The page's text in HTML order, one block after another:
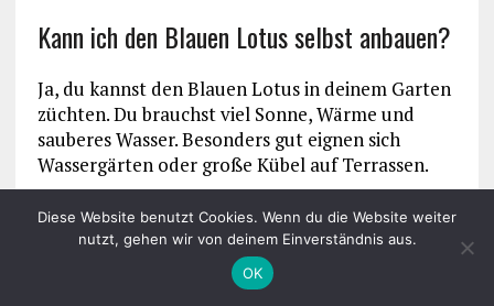
Kann ich den Blauen Lotus selbst anbauen?
Ja, du kannst den Blauen Lotus in deinem Garten
züchten. Du brauchst viel Sonne, Wärme und
sauberes Wasser. Besonders gut eignen sich
Wassergärten oder große Kübel auf Terrassen.
Wie fügt sich der Blaue Lotus in meinen
Kräutergarten ein?
Diese Website benutzt Cookies. Wenn du die Website weiter
nutzt, gehen wir von deinem Einverständnis aus.
OK